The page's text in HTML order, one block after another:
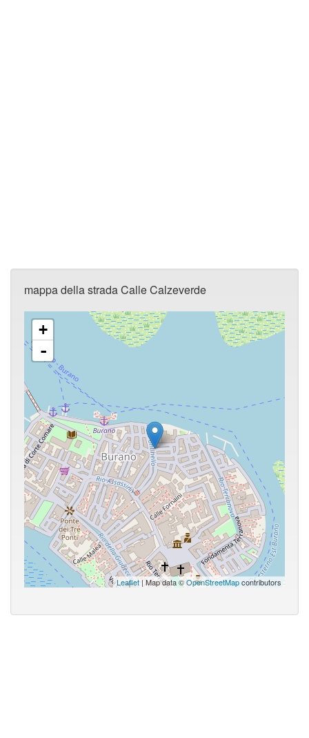
mappa della strada Calle Calzeverde
+
-
Leaflet| Map data ©OpenStreetMapcontributors